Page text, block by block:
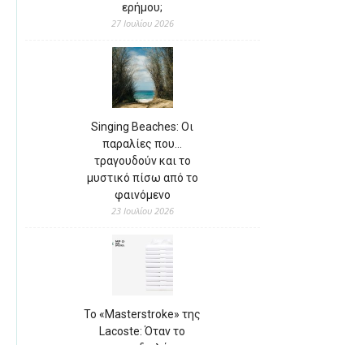
ερήμου;
27 Ιουλίου 2026
Singing Beaches: Οι
παραλίες που…
τραγουδούν και το
μυστικό πίσω από το
φαινόμενο
23 Ιουλίου 2026
Το «Masterstroke» της
Lacoste: Όταν το